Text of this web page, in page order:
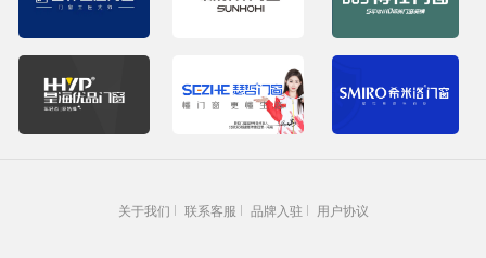
关于我们 联系客服 品牌入驻 用户协议